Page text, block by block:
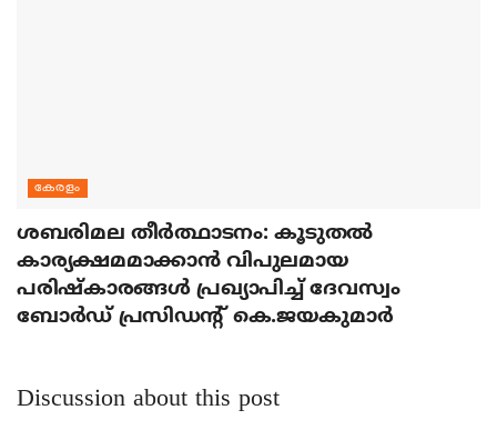
കേരളം
ശബരിമല തീര്‍ത്ഥാടനം: കൂടുതല്‍
കാര്യക്ഷമമാക്കാന്‍ വിപുലമായ
പരിഷ്‌കാരങ്ങള്‍ പ്രഖ്യാപിച്ച് ദേവസ്വം
ബോര്‍ഡ് പ്രസിഡന്റ് കെ.ജയകുമാര്‍
Discussion about this post